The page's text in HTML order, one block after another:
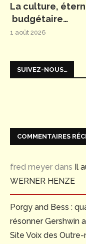
La culture,
budgétaire…
1 août 2026
SUIVEZ-NOUS…
COMMENTAIRES
fred meyer dans Il
WERNER HENZE
Porgy and Bess :
résonner Gershwin
Site Voix des